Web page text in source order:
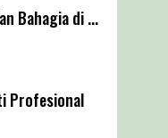
Bahagia di ...
Profesional